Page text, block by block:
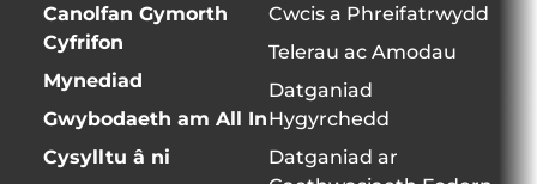
Canolfan Gymorth
Cyfrifon
Mynediad
Gwybodaeth am All In
Cysylltu â ni
Cwcis a Phreifatrwydd
Telerau ac Amodau
Datganiad
Hygyrchedd
Datganiad ar